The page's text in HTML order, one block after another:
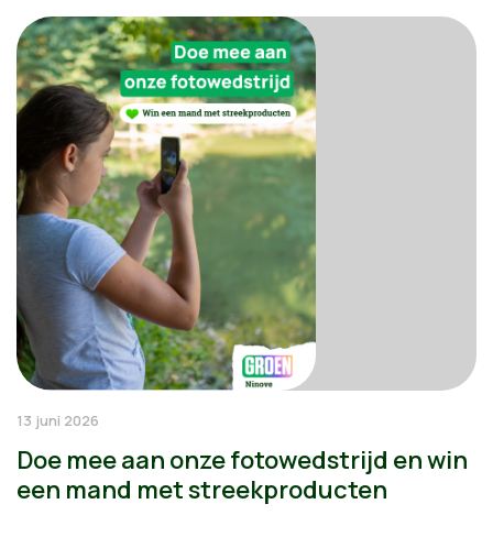
13 juni 2026
Doe mee aan onze fotowedstrijd en win
een mand met streekproducten